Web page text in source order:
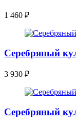
1 460 ₽
Серебряный
3 930 ₽
Серебряный